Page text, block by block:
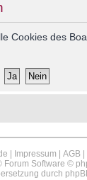
Cookies des
| Impressum AGB|
Forum Software ©
durch